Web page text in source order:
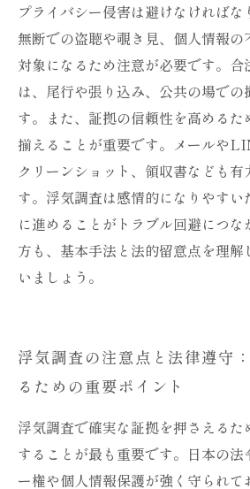
プライバシー侵害は避けなければな
無断での盗聴や覗き見、個人情報
対象になるため注意が必要です。合
は、尾行や張り込み、公共の場での
す。また、証拠の信頼性を高めるた
揃えることが重要です。メールや
クリーンショット、領収書なども有
す。浮気調査は感情的になりやす
に進めることがトラブル回避につ
方も、基本手法と法的留意点を理
いましょう。
浮気調査の注意点と法律遵守
るための重要ポイント
浮気調査で確実な証拠を押さえる
することが最も重要です。日本の
ー権や個人情報保護が強く守られ